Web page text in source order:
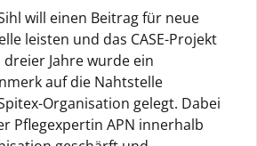
will einen Beitrag für neue
leisten und das CASE-Projekt
Jahre wurde ein
auf die Nahtstelle
Organisation gelegt. Dabei
Pflegexpertin APN innerhalb